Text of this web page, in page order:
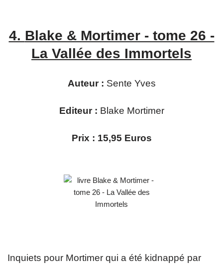
4. Blake & Mortimer - tome 26 -
La Vallée des Immortels
Auteur : Sente Yves
Editeur : Blake Mortimer
Prix : 15,95 Euros
Inquiets pour Mortimer qui a été kidnappé par